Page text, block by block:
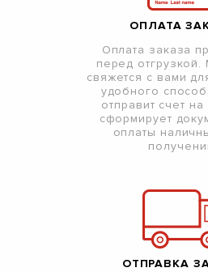
ОПЛАТА
Оплата заказа
перед
свяжется с вами
удобного
отправит счет
сформирует
оплаты
ОТПРАВКА